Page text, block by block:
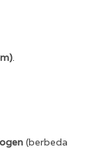
.
(berbeda